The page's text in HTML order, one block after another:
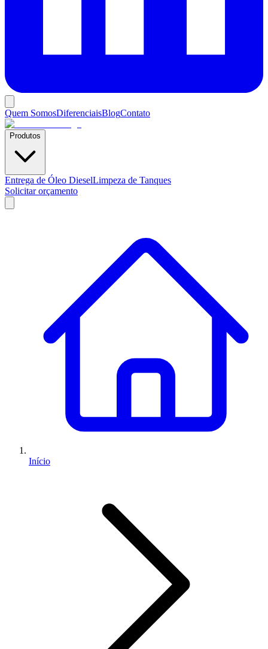
Quem SomosDiferenciaisBlogContato
Produtos
Entrega de Óleo DieselLimpeza de Tanques
Solicitar orçamento
Início